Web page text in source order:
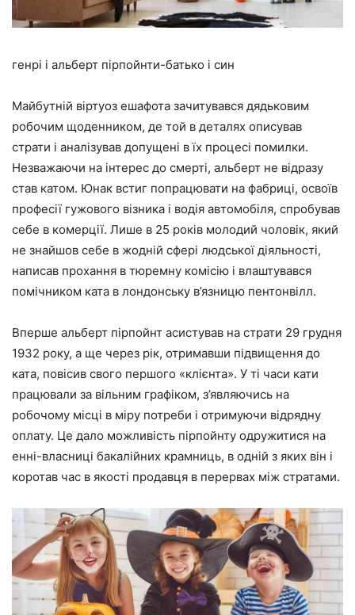
генрі і альберт пірпойнти-батько і син
Майбутній віртуоз ешафота зачитувався дядьковим
робочим щоденником, де той в деталях описував
страти і аналізував допущені в їх процесі помилки.
Незважаючи на інтерес до смерті, альберт не відразу
став катом. Юнак встиг попрацювати на фабриці, освоїв
професії гужового візника і водія автомобіля, спробував
себе в комерції. Лише в 25 років молодий чоловік, який
не знайшов себе в жодній сфері людської діяльності,
написав прохання в тюремну комісію і влаштувався
помічником ката в лондонську в’язницю пентонвілл.
Вперше альберт пірпойнт асистував на страти 29 грудня
1932 року, а ще через рік, отримавши підвищення до
ката, повісив свого першого «клієнта». У ті часи кати
працювали за вільним графіком, з’являючись на
робочому місці в міру потреби і отримуючи відрядну
оплату. Це дало можливість пірпойнту одружитися на
енні-власниці бакалійних крамниць, в одній з яких він і
коротав час в якості продавця в перервах між стратами.